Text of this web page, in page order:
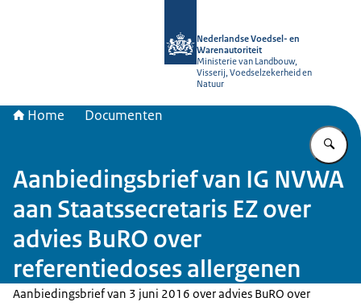
Nederlandse Voedsel- en
Warenautoriteit
Ministerie van Landbouw,
Visserij, Voedselzekerheid en
Natuur
Home Documenten
Aanbiedingsbrief van IG NVWA
aan Staatssecretaris EZ over
advies BuRO over
referentiedoses allergenen
Aanbiedingsbrief van 3 juni 2016 over advies BuRO over